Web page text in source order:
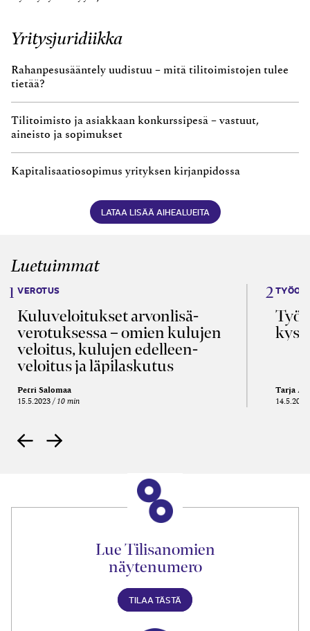
Yritysjuridiikka
Rahanpesusääntely uudistuu – mitä tilitoimistojen tulee
tietää?
Tilitoimisto ja asiakkaan konkurssipesä – vastuut,
aineisto ja sopimukset
Kapitalisaatiosopimus yrityksen kirjanpidossa
LATAA LISÄÄ AIHEALUEITA
Luetuimmat
VEROTUS
Kulu­veloitukset arvon­lisä­
verotuksessa – omien kulujen
veloitus, kulujen edelleen­
veloitus ja läpi­laskutus
Petri Salomaa
15.5.2023 10 min
Tarja
14.5.2021
Lue Tilisanomien
näytenumero
TILAA TÄSTÄ